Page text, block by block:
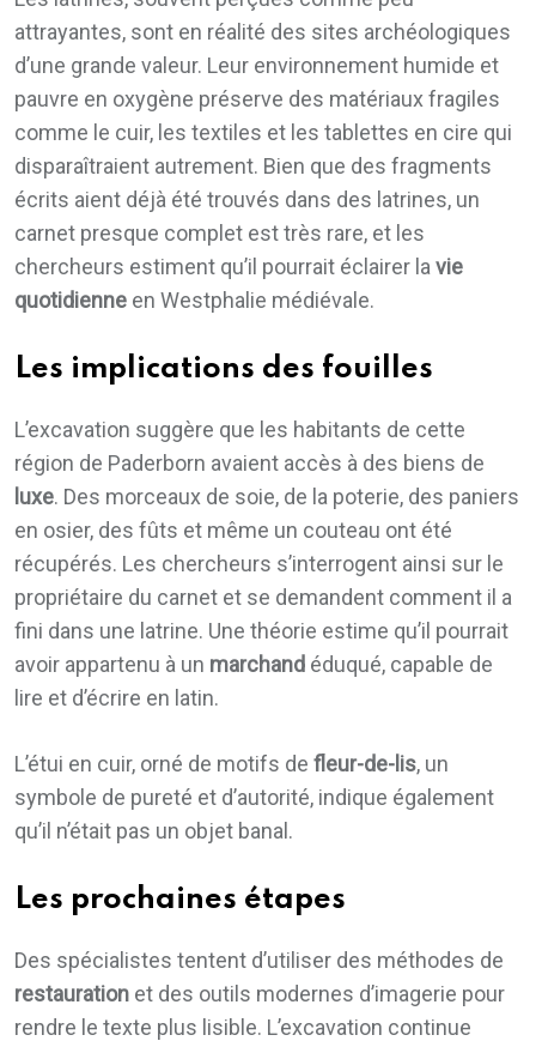
attrayantes, sont en réalité des sites archéologiques
d’une grande valeur. Leur environnement humide et
pauvre en oxygène préserve des matériaux fragiles
comme le cuir, les textiles et les tablettes en cire qui
disparaîtraient autrement. Bien que des fragments
écrits aient déjà été trouvés dans des latrines, un
carnet presque complet est très rare, et les
chercheurs estiment qu’il pourrait éclairer la vie
quotidienne en Westphalie médiévale.
Les implications des fouilles
L’excavation suggère que les habitants de cette
région de Paderborn avaient accès à des biens de
luxe. Des morceaux de soie, de la poterie, des paniers
en osier, des fûts et même un couteau ont été
récupérés. Les chercheurs s’interrogent ainsi sur le
propriétaire du carnet et se demandent comment il a
fini dans une latrine. Une théorie estime qu’il pourrait
avoir appartenu à un marchand éduqué, capable de
lire et d’écrire en latin.
L’étui en cuir, orné de motifs de fleur-de-lis, un
symbole de pureté et d’autorité, indique également
qu’il n’était pas un objet banal.
Les prochaines étapes
Des spécialistes tentent d’utiliser des méthodes de
restauration et des outils modernes d’imagerie pour
rendre le texte plus lisible. L’excavation continue